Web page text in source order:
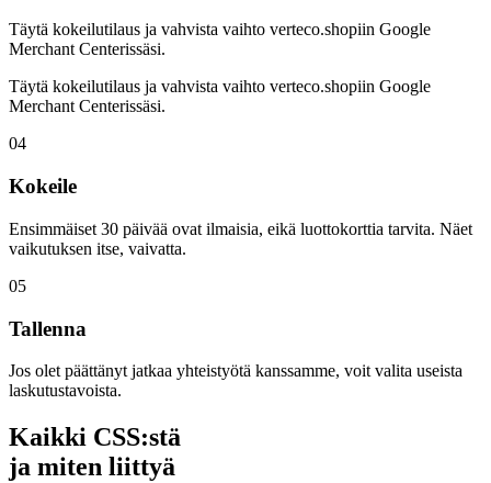
Täytä kokeilutilaus ja vahvista vaihto verteco.shopiin Google
Merchant Centerissäsi.
Täytä kokeilutilaus ja vahvista vaihto verteco.shopiin Google
Merchant Centerissäsi.
04
Kokeile
Ensimmäiset 30 päivää ovat ilmaisia, eikä luottokorttia tarvita. Näet
vaikutuksen itse, vaivatta.
05
Tallenna
Jos olet päättänyt jatkaa yhteistyötä kanssamme, voit valita useista
laskutustavoista.
Kaikki CSS:stä
ja miten liittyä